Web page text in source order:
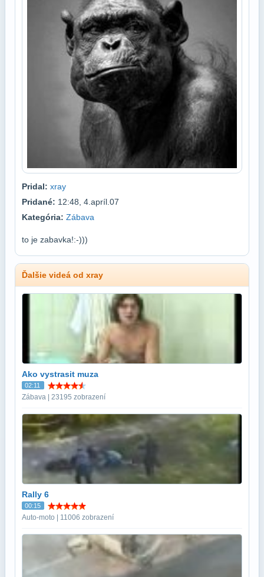
Pridal: xray
Pridané: 12:48, 4.apríl.07
Kategória: Zábava
to je zabavka!:-)))
Ďalšie videá od xray
Ako vystrasit muza
02:11
Zábava | 23195 zobrazení
Rally 6
00:15
Auto-moto | 11006 zobrazení